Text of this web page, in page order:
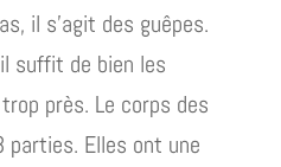
il s’agit des guêpes.
suffit de bien les
près. Le corps des
parties. Elles ont une